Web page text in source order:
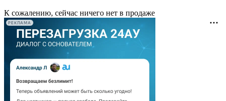
К сожалению, сейчас ничего нет в продаже
РЕКЛАМА